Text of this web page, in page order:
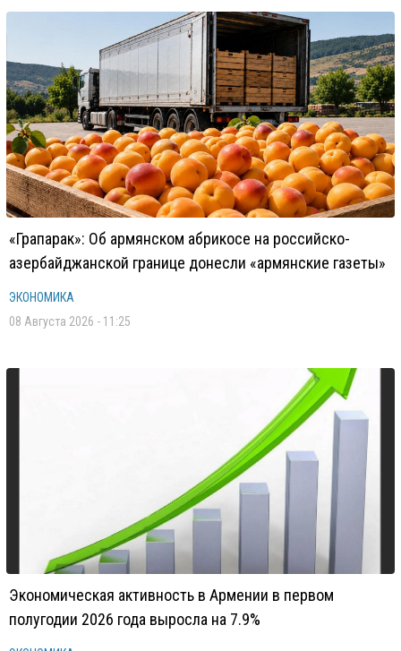
«Грапарак»: Об армянском абрикосе на российско-
азербайджанской границе донесли «армянские газеты»
ЭКОНОМИКА
08 Августа 2026 - 11:25
Экономическая активность в Армении в первом
полугодии 2026 года выросла на 7.9%